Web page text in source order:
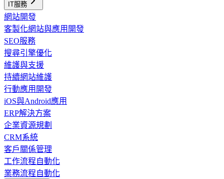
IT服務
網站開發
客製化網站與應用開發
SEO服務
搜尋引擎優化
維護與支援
持續網站維護
行動應用開發
iOS與Android應用
ERP解決方案
企業資源規劃
CRM系統
客戶關係管理
工作流程自動化
業務流程自動化